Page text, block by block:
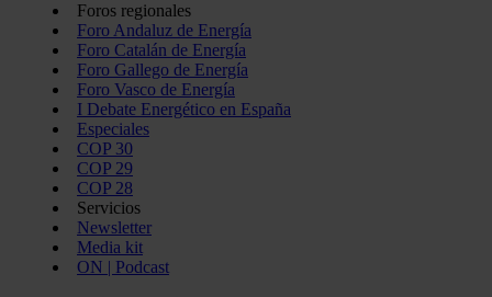
Foros regionales
Foro Andaluz de Energía
Foro Catalán de Energía
Foro Gallego de Energía
Foro Vasco de Energía
I Debate Energético en España
Especiales
COP 30
COP 29
COP 28
Servicios
Newsletter
Media kit
ON | Podcast